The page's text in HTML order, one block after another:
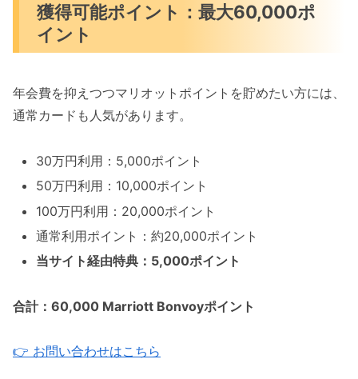
獲得可能ポイント：最大60,000ポ
イント
年会費を抑えつつマリオットポイントを貯めたい方には、
通常カードも人気があります。
30万円利用：5,000ポイント
50万円利用：10,000ポイント
100万円利用：20,000ポイント
通常利用ポイント：約20,000ポイント
当サイト経由特典：5,000ポイント
合計：60,000 Marriott Bonvoyポイント
👉 お問い合わせはこちら